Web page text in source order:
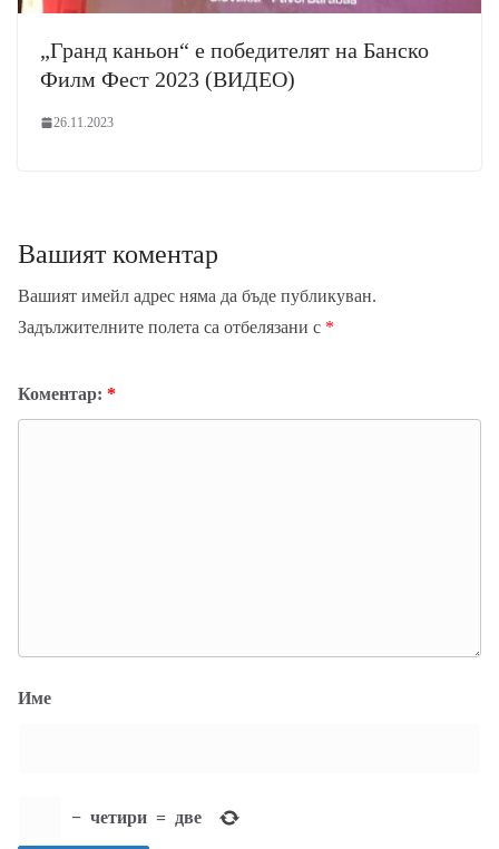
„Гранд каньон“ е победителят на Банско
Филм Фест 2023 (ВИДЕО)
26.11.2023
Вашият коментар
Вашият имейл адрес няма да бъде публикуван.
Задължителните полета са отбелязани с *
Коментар: *
Име
− четири = две